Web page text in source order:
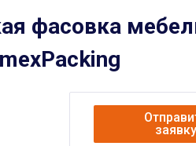
фасовка
заявку